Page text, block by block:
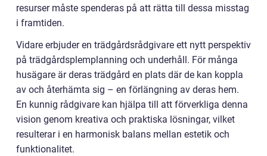
resurser måste spenderas på att rätta till dessa misstag
i framtiden.
Vidare erbjuder en trädgårdsrådgivare ett nytt perspektiv
på trädgårdsplemplanning och underhåll. För många
husägare är deras trädgård en plats där de kan koppla
av och återhämta sig – en förlängning av deras hem.
En kunnig rådgivare kan hjälpa till att förverkliga denna
vision genom kreativa och praktiska lösningar, vilket
resulterar i en harmonisk balans mellan estetik och
funktionalitet.